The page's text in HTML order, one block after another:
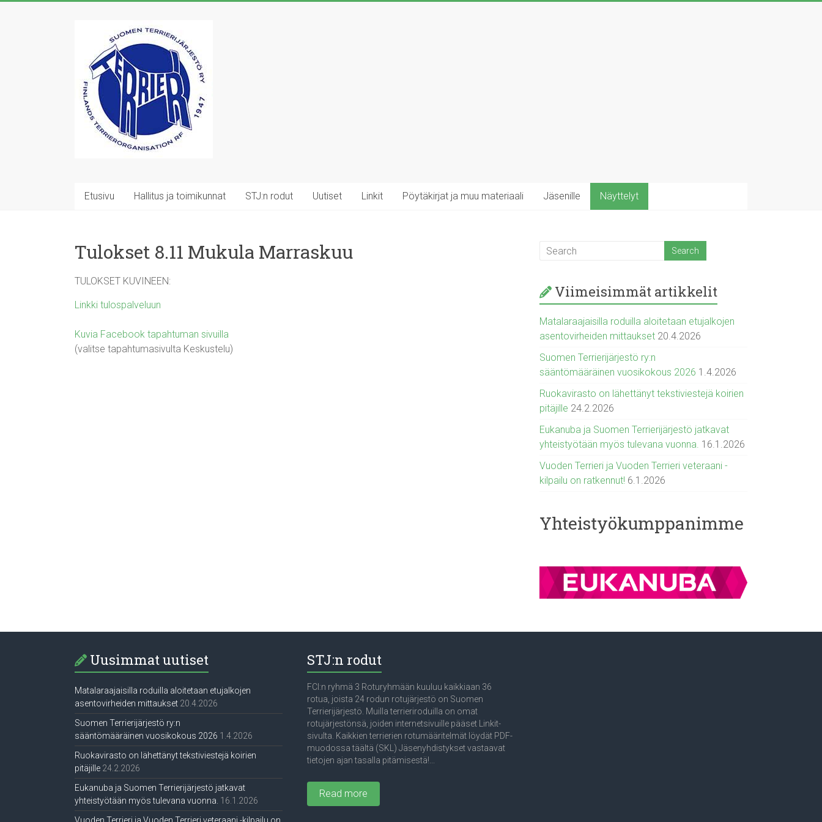
Suomen
Terrierijärjestö
ry
23
terrierirodun
rotujärjestö
Etusivu Hallitus ja toimikunnat STJ:n rodut Uutiset Linkit Pöytäkirjat ja muu materiaali Jäsenille Näyttelyt
Tulokset 8.11 Mukula Marraskuu
TULOKSET KUVINEEN:
Linkki tulospalveluun
Kuvia Facebook tapahtuman sivuilla
(valitse tapahtumasivulta Keskustelu)
Viimeisimmät artikkelit
Matalaraajaisilla roduilla aloitetaan etujalkojen
asentovirheiden mittaukset 20.4.2026
Suomen Terrierijärjestö ry:n
sääntömääräinen vuosikokous 2026 1.4.2026
Ruokavirasto on lähettänyt tekstiviestejä koirien
pitäjille 24.2.2026
Eukanuba ja Suomen Terrierijärjestö jatkavat
yhteistyötään myös tulevana vuonna. 16.1.2026
Vuoden Terrieri ja Vuoden Terrieri veteraani -
kilpailu on ratkennut! 6.1.2026
Yhteistyökumppanimme
Uusimmat uutiset
Matalaraajaisilla roduilla aloitetaan etujalkojen
asentovirheiden mittaukset 20.4.2026
Suomen Terrierijärjestö ry:n
sääntömääräinen vuosikokous 2026 1.4.2026
Ruokavirasto on lähettänyt tekstiviestejä koirien
pitäjille 24.2.2026
Eukanuba ja Suomen Terrierijärjestö jatkavat
yhteistyötään myös tulevana vuonna. 16.1.2026
STJ:n rodut
FCI:n ryhmä 3 Roturyhmään kuuluu kaikkiaan 36
rotua, joista 24 rodun rotujärjestö on Suomen
Terrierijärjestö. Muilla terrieriroduilla on omat
rotujärjestönsä, joiden internetsivuille pääset Linkit-
sivulta. Kaikkien terrierien rotumääritelmät löydät PDF-
muodossa täältä (SKL) Jäsenyhdistykset vastaavat
tietojen ajan tasalla pitämisestä!...
Read more